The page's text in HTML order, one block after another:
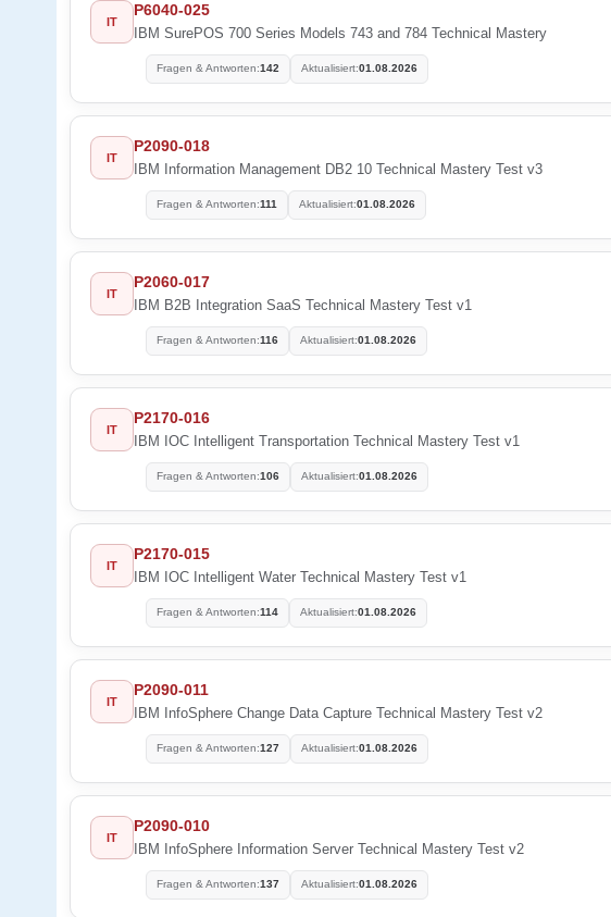
IT
P6040-025
IBM SurePOS 700 Series Models 743 and 784 Technical Mastery
Fragen & Antworten:142 Aktualisiert:01.08.2026
IT
P2090-018
IBM Information Management DB2 10 Technical Mastery Test v3
Fragen & Antworten:111 Aktualisiert:01.08.2026
IT
P2060-017
IBM B2B Integration SaaS Technical Mastery Test v1
Fragen & Antworten:116 Aktualisiert:01.08.2026
IT
P2170-016
IBM IOC Intelligent Transportation Technical Mastery Test v1
Fragen & Antworten:106 Aktualisiert:01.08.2026
IT
P2170-015
IBM IOC Intelligent Water Technical Mastery Test v1
Fragen & Antworten:114 Aktualisiert:01.08.2026
IT
P2090-011
IBM InfoSphere Change Data Capture Technical Mastery Test v2
Fragen & Antworten:127 Aktualisiert:01.08.2026
IT
P2090-010
IBM InfoSphere Information Server Technical Mastery Test v2
Fragen & Antworten:137 Aktualisiert:01.08.2026